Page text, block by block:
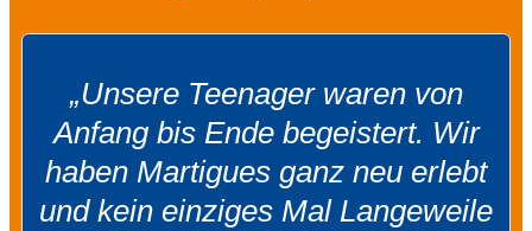
„Unsere Teenager waren von
Anfang bis Ende begeistert. Wir
haben Martigues ganz neu erlebt
und kein einziges Mal Langeweile